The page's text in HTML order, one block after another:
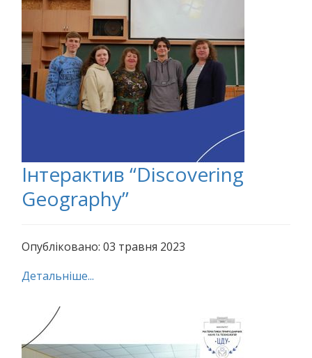
Інтерактив “Discovering
Geography”
Опубліковано: 03 травня 2023
Детальніше...